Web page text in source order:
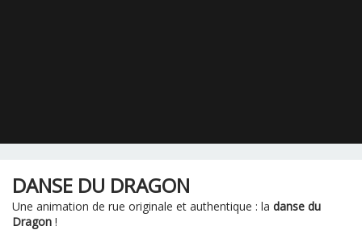
DANSE DU DRAGON
Une animation de rue originale et authentique : la danse du
Dragon !